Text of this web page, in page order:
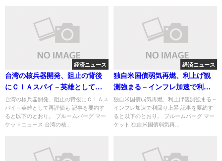
経済ニュース
台湾の核兵器開発、阻止の背後
にＣＩＡスパイ－英雄として再
評価も
台湾の核兵器開発、阻止の背後にＣＩＡス
パイ－英雄として再評価も 記事を要約す
ると以下のとおり。 ブルームバーグ マー
ケットニュース 台湾の核...
経済ニュース
独自米国債弱気再燃、利上げ観
測強まる－インフレ加速で利回
り上昇
独自米国債弱気再燃、利上げ観測強まる－
インフレ加速で利回り上昇 記事を要約す
ると以下のとおり。 ブルームバーグ マー
ケット 独自米国債弱気再...